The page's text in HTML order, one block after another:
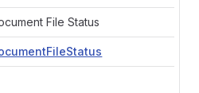
File Status